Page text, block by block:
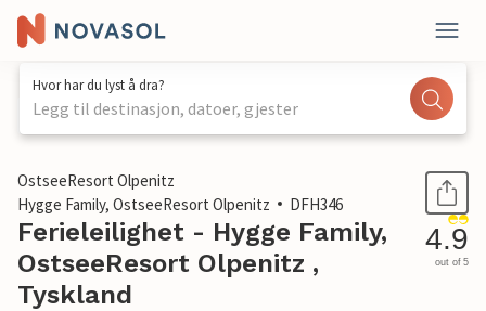
Hvor har du lyst å dra?
Legg til destinasjon, datoer, gjester
1 / 45
OstseeResort Olpenitz
Hygge Family, OstseeResort Olpenitz
DFH346
Ferieleilighet - Hygge Family,
OstseeResort Olpenitz ,
Tyskland
4.9
out of 5